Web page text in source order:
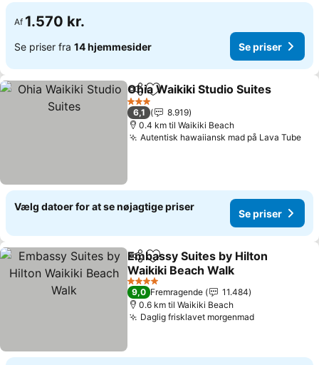
Af 1.570 kr.
Se priser fra 14 hjemmesider Se priser
Del Føj til favoritter
Ohia Waikiki Studio Suites
3 Stjerner
6,1
8.919
0.4 km til Waikiki Beach
Autentisk hawaiiansk mad på Lava Tube
Vælg datoer for at se nøjagtige priser
Se priser
Del Føj til favoritter
Embassy Suites by Hilton
Waikiki Beach Walk
4 Stjerner
9,0 Fremragende
11.484
0.6 km til Waikiki Beach
Daglig frisklavet morgenmad